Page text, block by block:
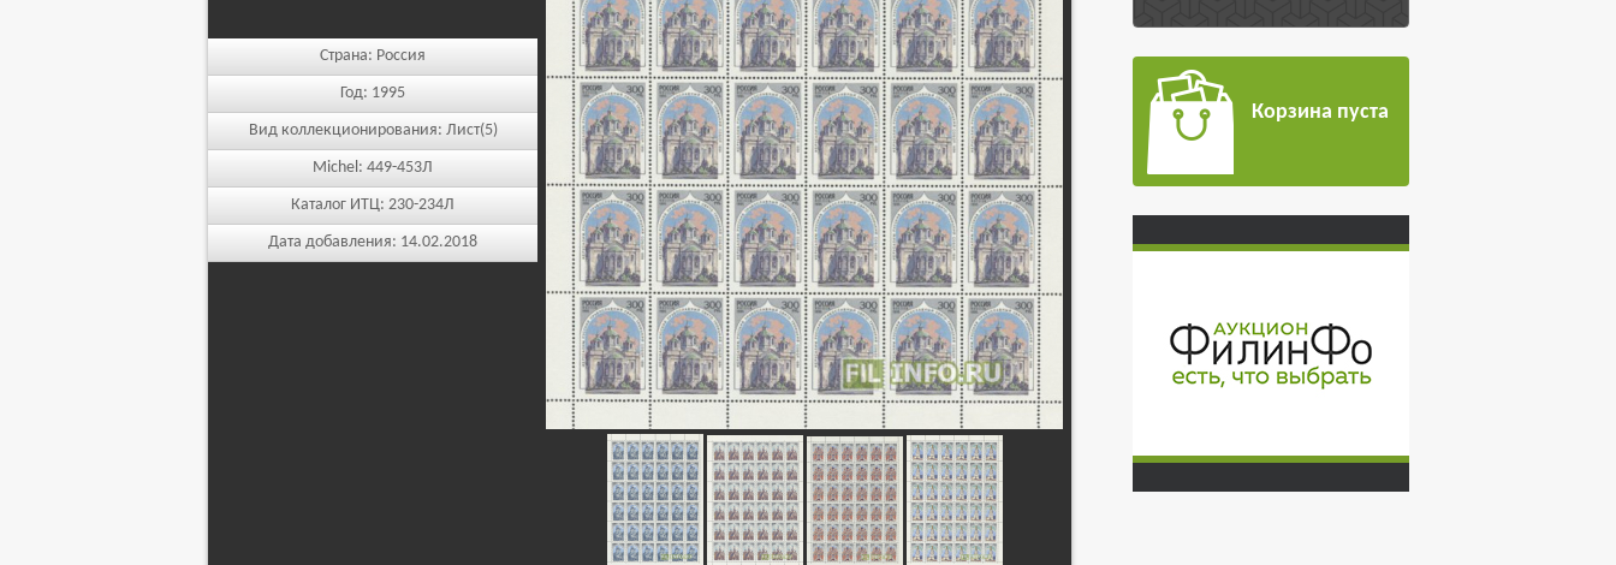
Страна: Россия
Год: 1995
Вид коллекционирования: Лист(5)
Michel: 449-453Л
Каталог ИТЦ: 230-234Л
Дата добавления: 14.02.2018
Корзина пуста